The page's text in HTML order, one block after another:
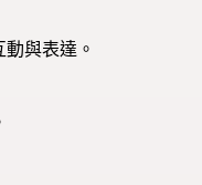
與表達。